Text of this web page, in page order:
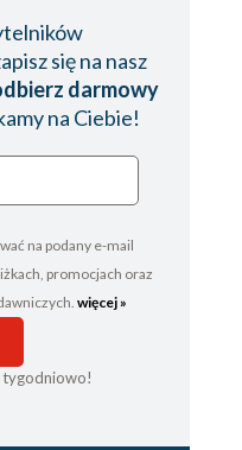
się na nasz
darmowy
na Ciebie!
na podany e-mail
promocjach oraz
więcej »
tygodniowo!